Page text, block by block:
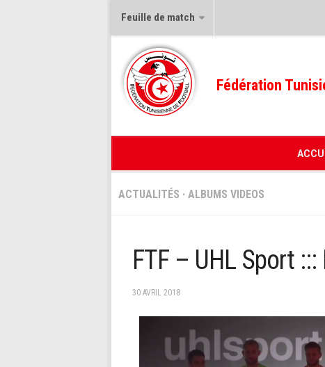
Feuille de match
Fédération
ACTUALITÉS · ALBUMS VIDEOS
FTF – UHL Sport :::
30 AVRIL 2018